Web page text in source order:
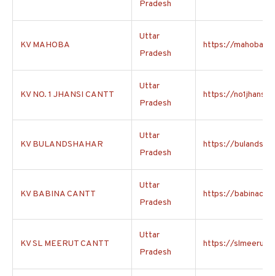
Pradesh
KV MAHOBA
Uttar
Pradesh
https://
KV NO. 1 JHANSI CANTT
Uttar
Pradesh
https://
KV BULANDSHAHAR
Uttar
Pradesh
https://
KV BABINA CANTT
Uttar
Pradesh
https://
KV SL MEERUT CANTT
Uttar
Pradesh
https://